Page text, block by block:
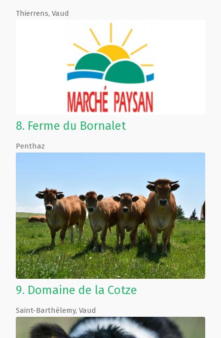
Thierrens, Vaud
8. Ferme du Bornalet
Penthaz
9. Domaine de la Cotze
Saint-Barthélemy, Vaud